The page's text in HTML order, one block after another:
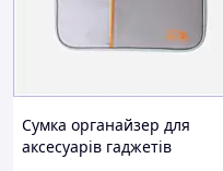
Сумка органайзер для
аксесуарів гаджетів